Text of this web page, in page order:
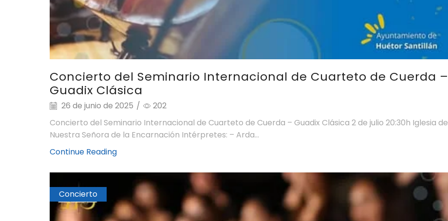
Concierto del Seminario Internacional de Cuarteto de Cuerda –
Guadix Clásica
26 de junio de 2025 /
202
Concierto del Seminario Internacional de Cuarteto de Cuerda – Guadix Clásica 2 de julio 20:30h Iglesia de
Nuestra Señora de la Encarnación Intérpretes: – Arda...
Continue Reading
Concierto